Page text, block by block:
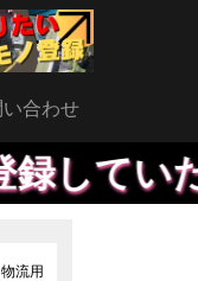
合わせ
ば、優
流用